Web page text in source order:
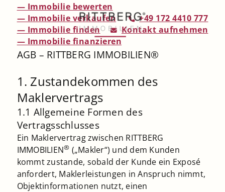
— Immobilie bewerten
— Immobilie verkaufen
— Immobilie finden
— Immobilie finanzieren
+49 172 4410 777
Kontakt aufnehmen
AGB – RITTBERG IMMOBILIEN®
1. Zustandekommen des
Maklervertrags
1.1 Allgemeine Formen des
Vertragsschlusses
Ein Maklervertrag zwischen RITTBERG
IMMOBILIEN® („Makler“) und dem Kunden
kommt zustande, sobald der Kunde ein Exposé
anfordert, Maklerleistungen in Anspruch nimmt,
Objektinformationen nutzt, einen